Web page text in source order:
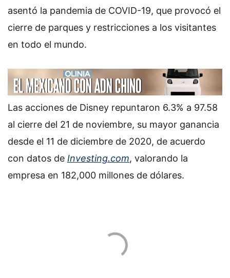
asentó la pandemia de COVID-19, que provocó el
cierre de parques y restricciones a los visitantes
en todo el mundo.
Las acciones de Disney repuntaron 6.3% a 97.58
al cierre del 21 de noviembre, su mayor ganancia
desde el 11 de diciembre de 2020, de acuerdo
con datos de Investing.com, valorando la
empresa en 182,000 millones de dólares.